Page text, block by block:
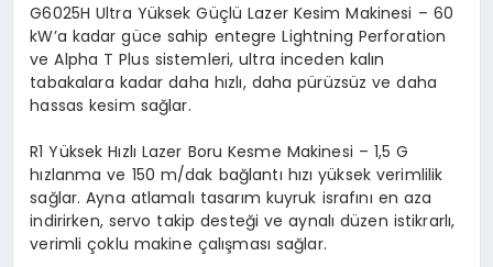
G6025H Ultra Yüksek Güçlü Lazer Kesim Makinesi – 60
kW’a kadar güce sahip entegre Lightning Perforation
ve Alpha T Plus sistemleri, ultra inceden kalın
tabakalara kadar daha hızlı, daha pürüzsüz ve daha
hassas kesim sağlar.
R1 Yüksek Hızlı Lazer Boru Kesme Makinesi – 1,5 G
hızlanma ve 150 m/dak bağlantı hızı yüksek verimlilik
sağlar. Ayna atlamalı tasarım kuyruk israfını en aza
indirirken, servo takip desteği ve aynalı düzen istikrarlı,
verimli çoklu makine çalışması sağlar.